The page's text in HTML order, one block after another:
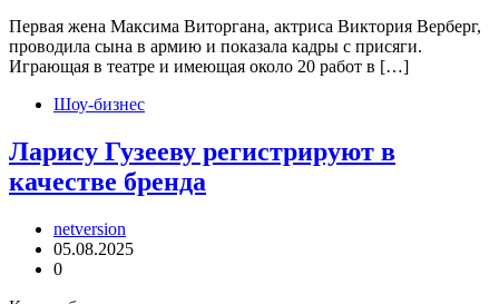
Первая жена Максима Виторгана, актриса Виктория Верберг,
проводила сына в армию и показала кадры с присяги.
Играющая в театре и имеющая около 20 работ в […]
Шоу-бизнес
Ларису Гузееву регистрируют в
качестве бренда
netversion
05.08.2025
0